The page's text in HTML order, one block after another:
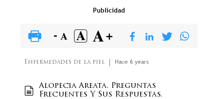
Publicidad
Enfermedades de la piel Hace 6 years
Alopecia Areata. Preguntas
Frecuentes Y Sus Respuestas.